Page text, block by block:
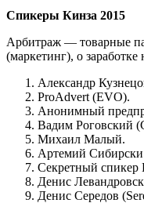
Спикеры Кинза 2015
Арбитраж — товарные
(маркетинг), о
Александр
ProAdvert (EVO).
Анонимный
Вадим Роговский
Михаил Малый.
Артемий
Секретный спикер
Денис
Денис Середов